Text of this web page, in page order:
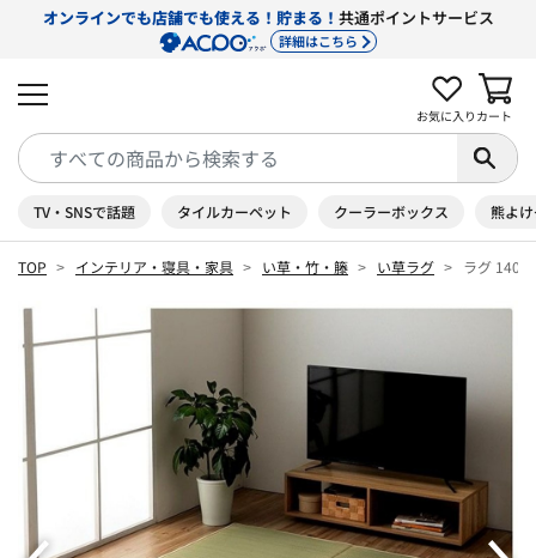
オンラインでも店舗でも使える！貯まる！ 共通ポイントサービス
詳細はこちら
お気に入り カート
TV・SNSで話題 タイルカーペット クーラーボックス 熊よ
TOP インテリア・寝具・家具 い草・竹・籐 い草ラグ ラグ